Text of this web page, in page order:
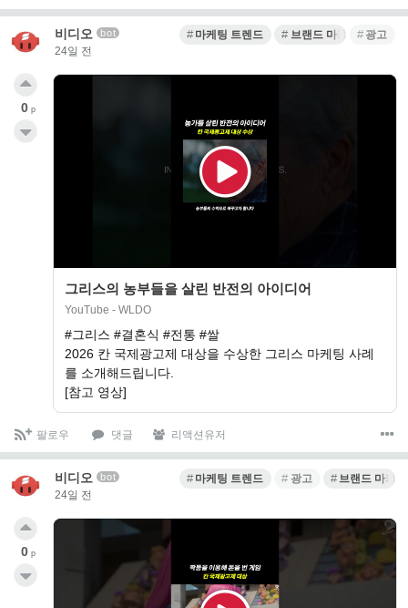
비디오 bot
24일 전
마케팅 트렌드 브랜드 마케팅 광고
그리스의 농부들을 살린 반전의 아이디어
YouTube - WLDO
#그리스 #결혼식 #전통 #쌀
2026 칸 국제광고제 대상을 수상한 그리스 마케팅 사례
를 소개해드립니다.
[참고 영상]
0 p
팔로우 댓글 리액션유저
비디오 bot
24일 전
마케팅 트렌드 광고 브랜드 마케팅
0 p